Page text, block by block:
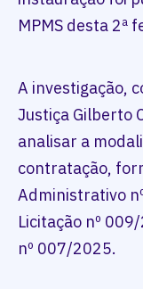
MPMS desta 2ª
A investigação,
Justiça Gilberto
analisar a
contratação,
Administrativo
Licitação nº
nº 007/2025.